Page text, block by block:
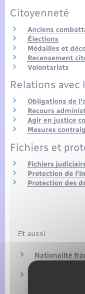
Citoyenneté
Anciens
Élections
Médailles et
Recensement
Volontariats
Relations
Obligations de
Recours
Agir en justice
Mesures
Fichiers et
Fichiers
Protection de
Protection des
Et aussi
Nationalité
Titres, carte
circulation